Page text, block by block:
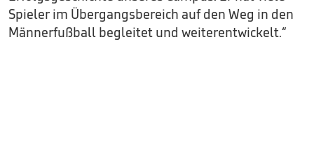
Spieler im Übergangsbereich auf den Weg in den
Männerfußball begleitet und weiterentwickelt.“